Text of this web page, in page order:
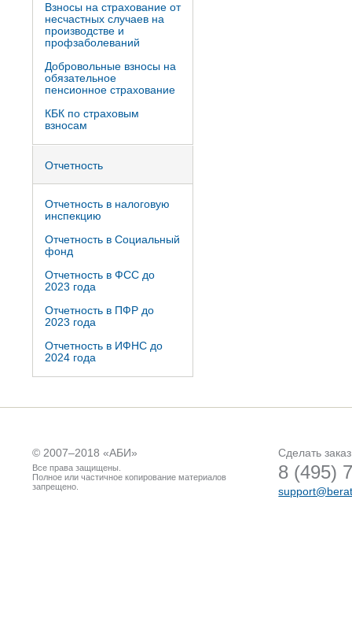
Взносы на страхование от
несчастных случаев на
производстве и
профзаболеваний
Добровольные взносы на
обязательное
пенсионное страхование
КБК по страховым
взносам
Отчетность
Отчетность в налоговую
инспекцию
Отчетность в Социальный
фонд
Отчетность в ФСС до
2023 года
Отчетность в ПФР до
2023 года
Отчетность в ИФНС до
2024 года
© 2007–2018 «АБИ»
Все права защищены.
Полное или частичное копирование материалов
запрещено.
Сделать
8 (495)